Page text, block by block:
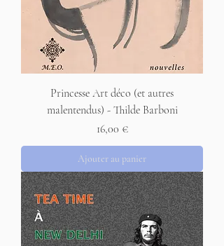
Princesse Art déco (et autres
malentendus) - Thilde Barboni
Prix
16,00 €
Ajouter au panier